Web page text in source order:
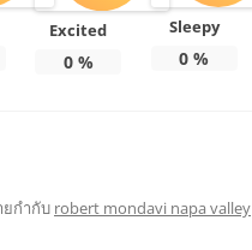
Excited
0%
Sleepy
0 %
ยกำกับ robert mondavi napa valley